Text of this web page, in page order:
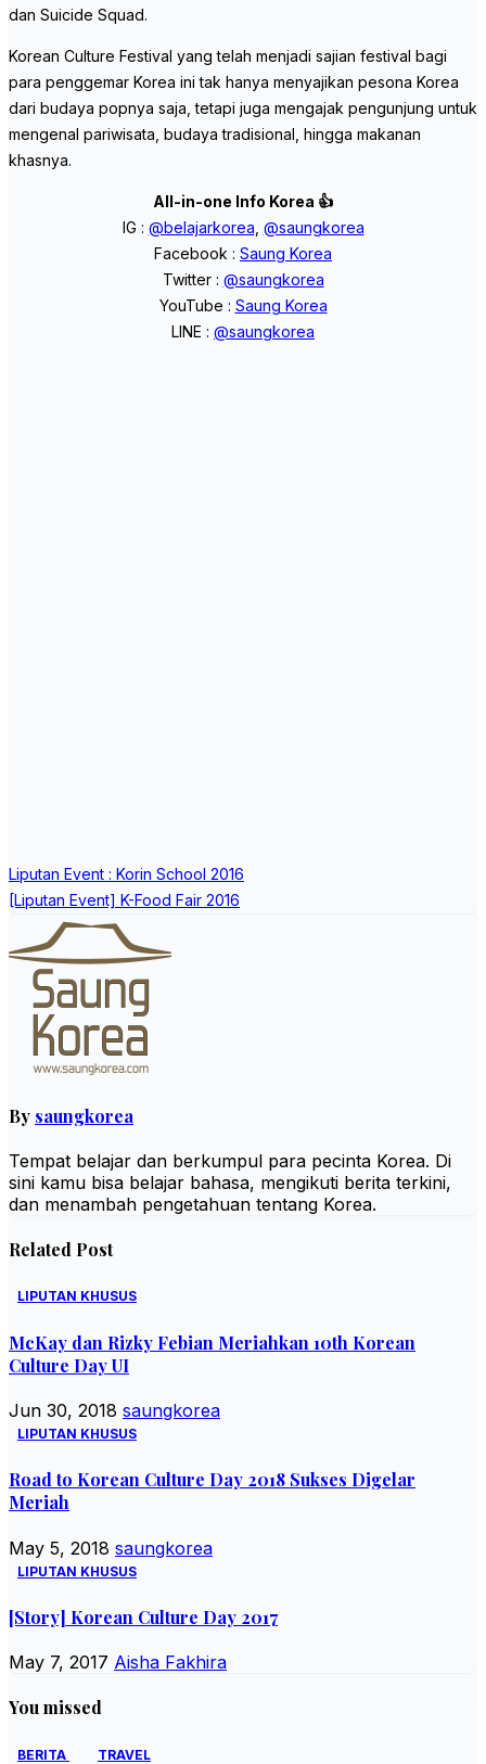
dan Suicide Squad.
Korean Culture Festival yang telah menjadi sajian festival bagi
para penggemar Korea ini tak hanya menyajikan pesona Korea
dari budaya popnya saja, tetapi juga mengajak pengunjung untuk
mengenal pariwisata, budaya tradisional, hingga makanan
khasnya.
All-in-one Info Korea 👍
IG : @belajarkorea, @saungkorea
Facebook : Saung Korea
Twitter : @saungkorea
YouTube : Saung Korea
LINE : @saungkorea
Post
navigation
Liputan Event : Korin School 2016
[Liputan Event] K-Food Fair 2016
By saungkorea
Tempat belajar dan berkumpul para pecinta Korea. Di
sini kamu bisa belajar bahasa, mengikuti berita terkini,
dan menambah pengetahuan tentang Korea.
Related Post
LIPUTAN KHUSUS
McKay dan Rizky Febian Meriahkan 10th Korean
Culture Day UI
Jun 30, 2018 saungkorea
LIPUTAN KHUSUS
Road to Korean Culture Day 2018 Sukses Digelar
Meriah
May 5, 2018 saungkorea
LIPUTAN KHUSUS
[Story] Korean Culture Day 2017
May 7, 2017 Aisha Fakhira
You missed
BERITA TRAVEL